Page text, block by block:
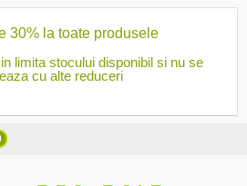
30% la toate produsele
limita stocului disponibil si nu se
cu alte reduceri